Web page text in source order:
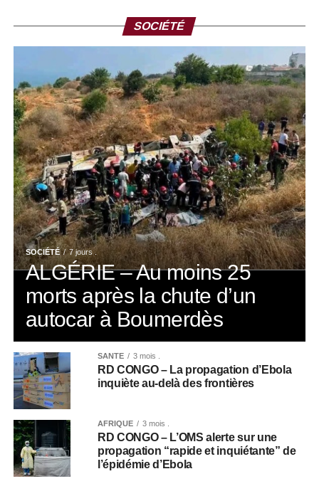
SOCIÉTÉ
SOCIÉTÉ 7 jours .
ALGÉRIE – Au moins 25
morts après la chute d’un
autocar à Boumerdès
SANTÉ 3 mois .
RD CONGO – La propagation d’Ebola
inquiète au-delà des frontières
AFRIQUE 3 mois .
RD CONGO – L’OMS alerte sur une
propagation “rapide et inquiétante” de
l’épidémie d’Ebola